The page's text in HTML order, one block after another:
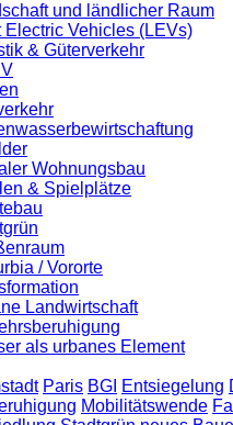
und ländlicher Raum
Electric Vehicles (LEVs)
& Güterverkehr
Wohnungsbau
& Spielplätze
/ Vororte
Landwirtschaft
als urbanes Element
Paris BGI Entsiegelung
Mobilitätswende